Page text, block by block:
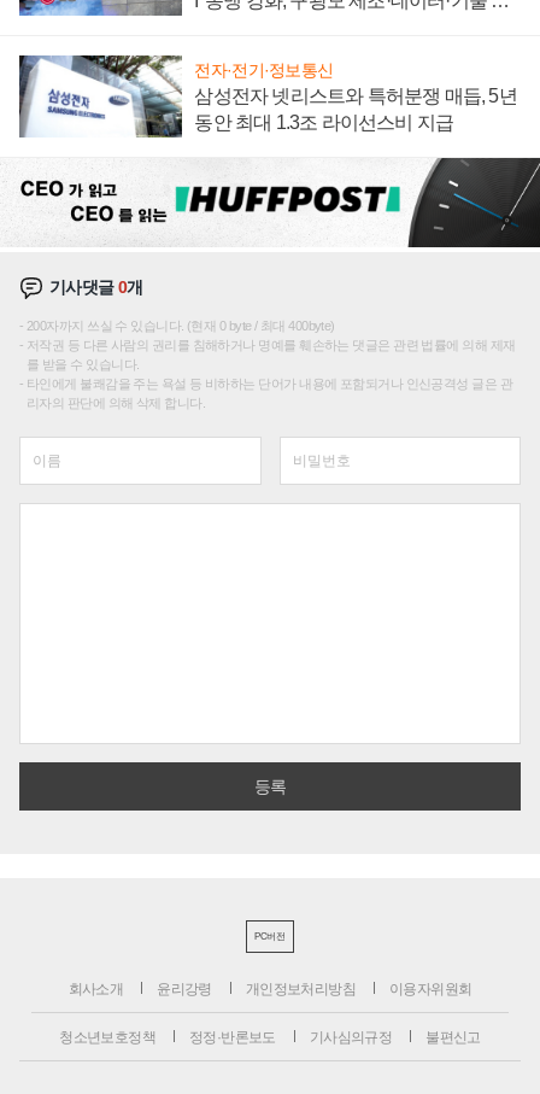
전자·전기·정보통신
삼성전자 넷리스트와 특허분쟁 매듭, 5년
동안 최대 1.3조 라이선스비 지급
기사댓글0개
200자까지 쓰실 수 있습니다. (현재 0 byte / 최대 400byte)
저작권 등 다른 사람의 권리를 침해하거나 명예를 훼손하는 댓글은 관련 법률에 의해 제재
를 받을 수 있습니다.
타인에게 불쾌감을 주는 욕설 등 비하하는 단어가 내용에 포함되거나 인신공격성 글은 관
리자의 판단에 의해 삭제 합니다.
PC버전
회사소개 윤리강령 개인정보처리방침 이용자위원회
청소년보호정책 정정·반론보도 기사심의규정 불편신고